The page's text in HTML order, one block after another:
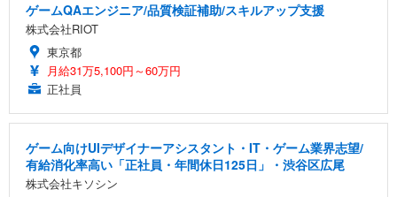
ゲームQAエンジニア/品質検証補助/スキルアップ支援
株式会社RIOT
東京都
月給31万5,100円～60万円
正社員
ゲーム向けUIデザイナーアシスタント・IT・ゲーム業界志望/
有給消化率高い「正社員・年間休日125日」・渋谷区広尾
株式会社キソシン